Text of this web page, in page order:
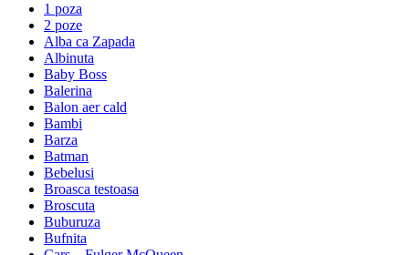
1 poza
2 poze
Alba ca Zapada
Albinuta
Baby Boss
Balerina
Balon aer cald
Bambi
Barza
Batman
Bebelusi
Broasca testoasa
Broscuta
Buburuza
Bufnita